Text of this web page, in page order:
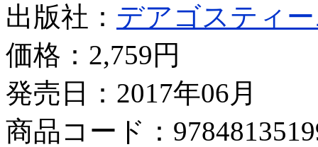
出版社： デアゴスティ
価格： 2,759円
発売日：2017年06月
商品コード：